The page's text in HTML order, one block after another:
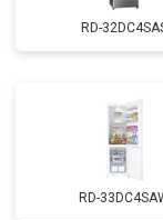
RD-
RD-